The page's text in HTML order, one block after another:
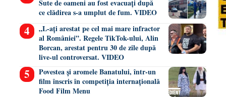
Sute de oameni au fost evacuați după
ce clădirea s-a umplut de fum. VIDEO
„L-ați arestat pe cel mai mare infractor
al României”. Regele TikTok-ului, Alin
Borcan, arestat pentru 30 de zile după
live-ul controversat. VIDEO
Povestea și aromele Banatului, într-un
film înscris în competiția internațională
Food Film Menu